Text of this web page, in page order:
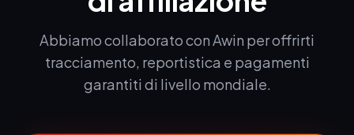
Abbiamo collaborato con Awin per offrirti
tracciamento, reportistica e pagamenti
garantiti di livello mondiale.